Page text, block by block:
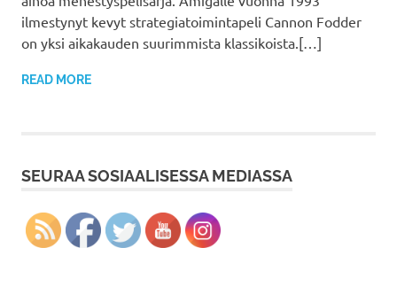
ilmestynyt kevyt strategiatoimintapeli Cannon Fodder
on yksi aikakauden suurimmista klassikoista.[…]
READ MORE
SEURAA SOSIAALISESSA MEDIASSA